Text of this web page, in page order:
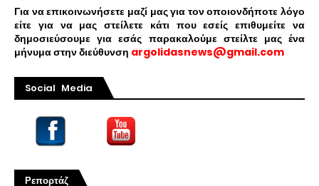
Για να επικοινωνήσετε μαζί μας για τον οποιονδήποτε λόγο
είτε για να μας στείλετε κάτι που εσείς επιθυμείτε να
δημοσιεύσουμε για εσάς παρακαλούμε στείλτε μας ένα
μήνυμα στην διεύθυνση argolidasnews@gmail.com
Social Media
Ρεπορτάζ